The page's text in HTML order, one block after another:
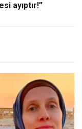
ayıptır!”